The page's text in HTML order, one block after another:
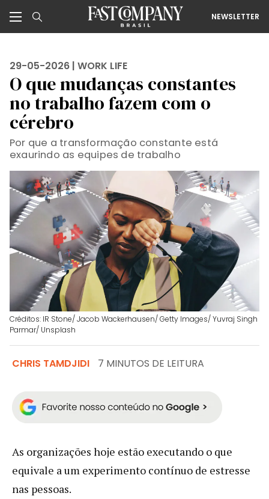
NEWSLETTER
29-05-2026 | WORK LIFE
O que mudanças constantes
no trabalho fazem com o
cérebro
Por que a transformação constante está
exaurindo as equipes de trabalho
Créditos: IR Stone/ Jacob Wackerhausen/ Getty Images/ Yuvraj Singh
Parmar/ Unsplash
CHRIS TAMDJIDI 7 MINUTOS DE LEITURA
As organizações hoje estão executando o que
equivale a um experimento contínuo de estresse
nas pessoas.